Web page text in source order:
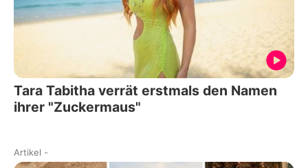
Tara Tabitha verrät erstmals den Namen
ihrer "Zuckermaus"
Artikel -